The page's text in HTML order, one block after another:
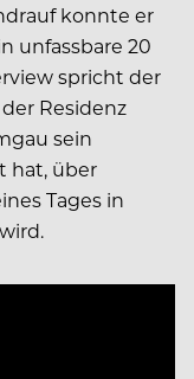
konnte er
unfassbare 20
spricht der
Residenz
sein
hat, über
Tages in